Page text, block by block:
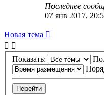
Последнее
07 янв 2017,
Новая
тема
Новая тема
Показать: